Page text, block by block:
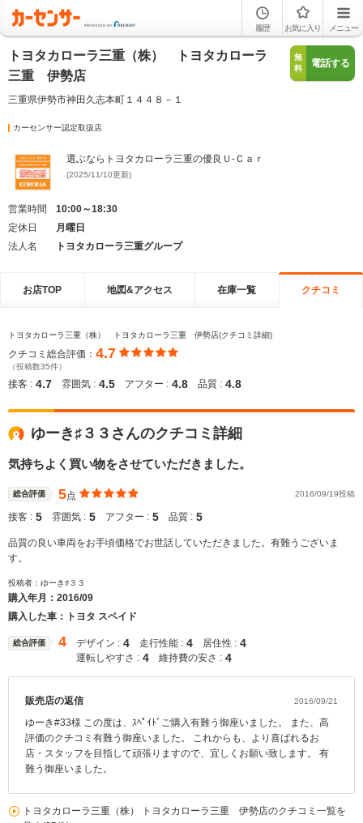
履歴 お気に入り メニュー
トヨタカローラ三重（株） トヨタカローラ
三重 伊勢店
三重県伊勢市神田久志本町１４４８－１
無
料
電話する
カーセンサー認定取扱店
選ぶならトヨタカローラ三重の優良Ｕ-Ｃａｒ
(2025/11/10更新)
営業時間
10:00～18:30
定休日
月曜日
法人名
トヨタカローラ三重グループ
お店TOP 地図&アクセス 在庫一覧 クチコミ
トヨタカローラ三重（株） トヨタカローラ三重 伊勢店(クチコミ詳細)
クチコミ総合評価： 4.7
（投稿数35件）
接客 : 4.7 雰囲気 : 4.5 アフター : 4.8 品質 : 4.8
ゆーき♯３３さんのクチコミ詳細
気持ちよく買い物をさせていただきました。
総合評価 5点 2016/09/19投稿
接客 : 5 雰囲気 : 5 アフター : 5 品質 : 5
品質の良い車両をお手頃価格でお世話していただきました。有難うございま
す。
投稿者：ゆーき♯３３
購入年月： 2016/09
購入した車：トヨタ スペイド
総合評価 4 デザイン : 4 走行性能 : 4 居住性 : 4
運転しやすさ : 4 維持費の安さ : 4
販売店の返信 2016/09/21
ゆーき#33様 この度は、ｽﾍﾟｲﾄﾞご購入有難う御座いました。 また、高
評価のクチコミ有難う御座いました。 これからも、より喜ばれるお
店・スタッフを目指して頑張りますので、宜しくお願い致します。 有
難う御座いました。
トヨタカローラ三重（株） トヨタカローラ三重 伊勢店のクチコミ一覧を